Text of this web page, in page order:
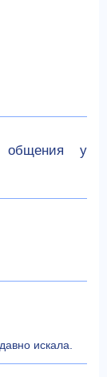
общения у
искала.